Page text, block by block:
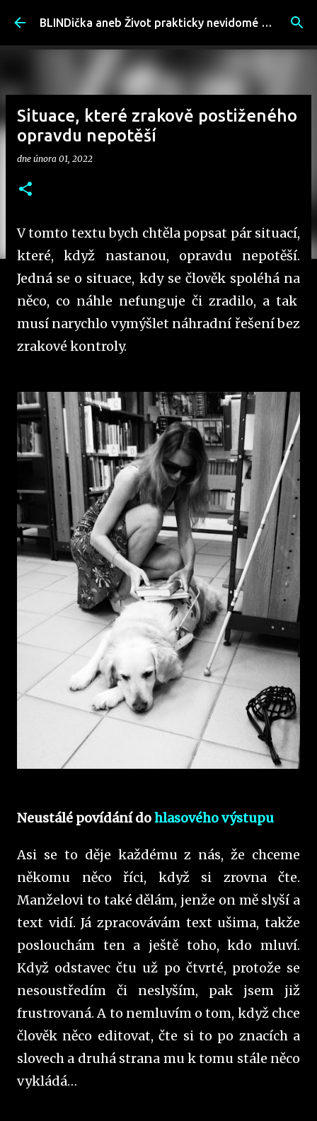
Přeskočit na hlavní obsah BLINDička aneb Život prakticky nevidomé ženy
Situace, které zrakově postiženého
opravdu nepotěší
dne února 01, 2022
V tomto textu bych chtěla popsat pár situací,
které, když nastanou, opravdu nepotěší.
Jedná se o situace, kdy se člověk spoléhá na
něco, co náhle nefunguje či zradilo, a tak
musí narychlo vymýšlet náhradní řešení bez
zrakové kontroly.
Neustálé povídání dohlasového výstupu
Asi se to děje každému z nás, že chceme
někomu něco říci, když si zrovna čte.
Manželovi to také dělám, jenže on mě slyší a
text vidí. Já zpracovávám text ušima, takže
poslouchám ten a ještě toho, kdo mluví.
Když odstavec čtu už po čtvrté, protože se
nesoustředím či neslyším, pak jsem již
frustrovaná. A to nemluvím o tom, když chce
člověk něco editovat, čte si to po znacích a
slovech a druhá strana mu k tomu stále něco
vykládá…